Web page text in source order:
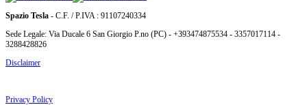
Spazio Tesla - C.F. / P.IVA : 91107240334
Sede Legale: Via Ducale 6 San Giorgio P.no (PC) - +393474875534 - 3357017114 -
3288428826
Disclaimer
Privacy Policy